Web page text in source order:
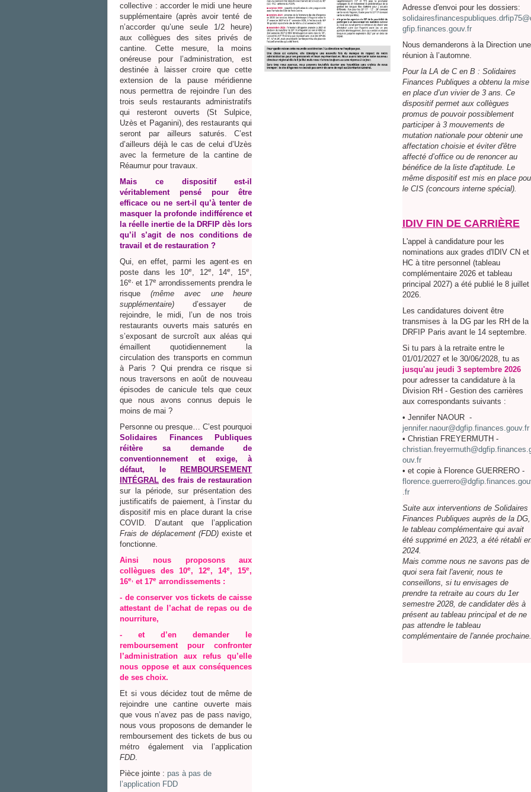
collective : accorder le midi une heure
supplémentaire (après avoir tenté de
n’accorder qu’une seule 1/2 heure)
aux collègues des sites privés de
cantine. Cette mesure, la moins
onéreuse pour l’administration, est
destinée à laisser croire que cette
extension de la pause méridienne
nous permettra de rejoindre l’un des
trois seuls restaurants administratifs
qui resteront ouverts (St Sulpice,
Uzès et Paganini), des restaurants qui
seront par ailleurs saturés. C’est
d’ailleurs déjà le cas de celui d’Uzès
avec la fermeture de la cantine de
Réaumur pour travaux.
Mais ce dispositif est-il
véritablement pensé pour être
efficace ou ne sert-il qu’à tenter de
masquer la profonde indifférence et
la réelle inertie de la DRFIP dès lors
qu’il s’agit de nos conditions de
travail et de restauration ?
Qui, en effet, parmi les agent·es en
poste dans les 10e , 12e , 14e , 15e
16e, et 17e arrondissements prendra le
risque (même avec une heure
supplémentaire) d’essayer de
rejoindre, le midi, l’un de nos trois
restaurants ouverts mais saturés en
s’exposant de surcroît aux aléas qui
émaillent quotidiennement la
circulation des transports en commun
à Paris ? Qui prendra ce risque si
nous traversons en août de nouveau
épisodes de canicule tels que ceux
que nous avons connus depuis le
moins de mai ?
Personne ou presque… C’est pourquoi
Solidaires Finances Publiques
réitère sa demande de
conventionnement et exige,à
défaut, leREMBOURSEMENT
INTÉGRAL des frais de restauration
sur la période, sur présentation des
justificatifs de paiement, à l’instar du
dispositif mis en place durant la crise
COVID. D’autant que l’application
Fraisde déplacement (FDD)existe et
fonctionne.
Ainsi nous proposons aux
collègues des 10e, 12e, 14e, 15e,
16e, et 17e arrondissements :
- de conserver vos tickets de caisse
attestant de l’achat de repas ou de
nourriture,
- et d’en demander le
remboursement pour confronter
l’administration aux refus qu’elle
nous oppose et aux conséquences
de ses choix.
Et si vous décidez tout de même de
rejoindre une cantine ouverte mais
que vous n’avez pas de pass navigo,
nous vous proposons de demander le
remboursement des tickets de bus ou
métro également via l’application
FDD
Pièce jointe : pas à pas de
l’application FDD
Adresse d'envoi pour les dossiers:
gfip.finances.gouv.fr
Nous demanderons à la Direction une
réunion à l’automne.
Pour la LA de C en B : Solidaires
Finances Publiques a obtenu la mise
en place d’un vivier de 3 ans. Ce
dispositif permet aux collègues
promus de pouvoir possiblement
participer à 3 mouvements de
mutation nationale pour obtenir une
affectation choisie et éviter d'être
affecté d’office ou de renoncer au
bénéfice de la liste d'aptitude. Le
même dispositif est mis en place
le CIS (concours interne spécial).
IDIV FIN DE CARRIÈRE
L'appel à candidature pour les
nominations aux grades d'IDIV CN et
HC à titre personnel (tableau
complémentaire 2026 et tableau
principal 2027) a été publié le 8 juillet
2026.
Les candidatures doivent être
transmises à la DG par les RH de la
DRFIP Paris avant le 14 septembre.
Si tu pars à la retraite entre le
01/01/2027 et le 30/06/2028, tu as
jusqu'au jeudi 3 septembre 2026
pour adresser ta candidature à la
Division RH - Gestion des carrières
aux correspondants suivants :
• Jennifer NAOUR -
jennifer.naour@dgfip.finances.gouv.fr
• Christian FREYERMUTH -
ouv.fr
• et copie à Florence GUERRERO -
.fr
Suite aux interventions de Solidaires
Finances Publiques auprès de la DG,
le tableau complémentaire qui avait
été supprimé en 2023, a été rétabli
2024.
Mais comme nous ne savons pas de
quoi sera fait l'avenir, nous te
conseillons, si tu envisages de
prendre ta retraite au cours du 1er
semestre 2028, de candidater dès à
présent au tableau principal et de ne
pas attendre le tableau
complémentaire de l'année prochaine.